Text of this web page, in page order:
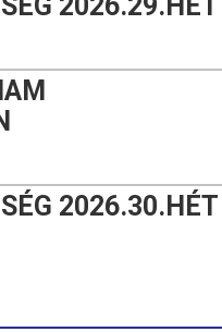
2026.30.HÉT